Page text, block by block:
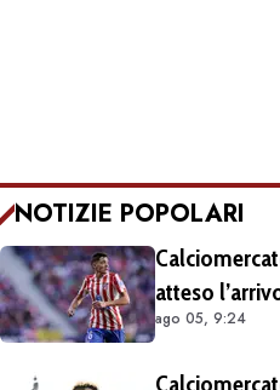
NOTIZIE POPOLARI
atteso
ago 05, 9:24